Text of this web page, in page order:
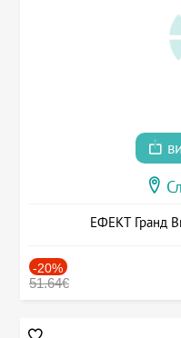
ЕФЕКТ Гранд
-20%
51.64€